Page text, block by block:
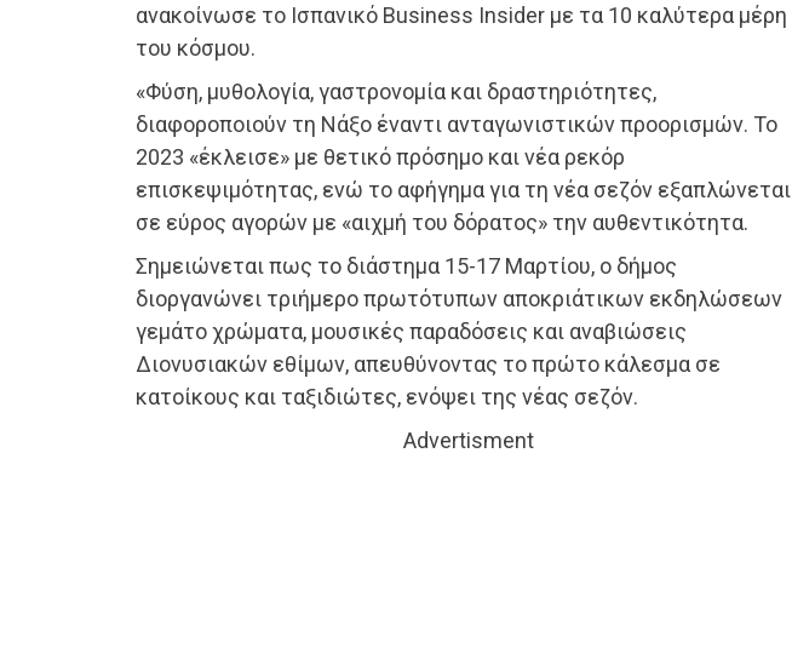
ανακοίνωσε το Ισπανικό Business Insider με τα 10 καλύτερα μέρη
του κόσμου.
«Φύση, μυθολογία, γαστρονομία και δραστηριότητες,
διαφοροποιούν τη Νάξο έναντι ανταγωνιστικών προορισμών. Το
2023 «έκλεισε» με θετικό πρόσημο και νέα ρεκόρ
επισκεψιμότητας, ενώ το αφήγημα για τη νέα σεζόν εξαπλώνεται
σε εύρος αγορών με «αιχμή του δόρατος» την αυθεντικότητα.
Σημειώνεται πως το διάστημα 15-17 Μαρτίου, ο δήμος
διοργανώνει τριήμερο πρωτότυπων αποκριάτικων εκδηλώσεων
γεμάτο χρώματα, μουσικές παραδόσεις και αναβιώσεις
Διονυσιακών εθίμων, απευθύνοντας το πρώτο κάλεσμα σε
κατοίκους και ταξιδιώτες, ενόψει της νέας σεζόν.
Advertisment